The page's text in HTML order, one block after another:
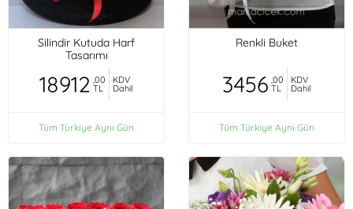
Silindir Kutuda Harf
Tasarımı
18912 ,00
TL
KDV
Dahil
Tüm Türkiye Aynı Gün
Renkli Buket
3456 ,00
TL
KDV
Dahil
Tüm Türkiye Aynı Gün